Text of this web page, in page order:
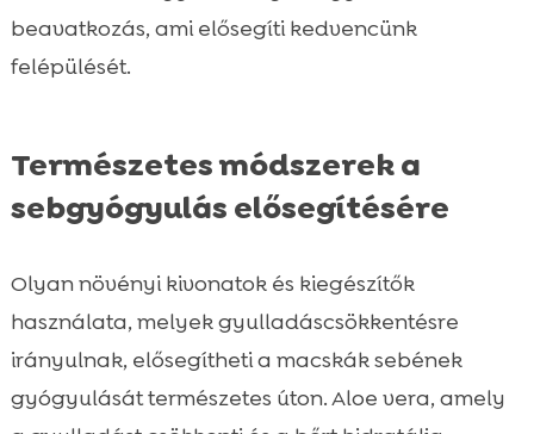
beavatkozás, ami elősegíti kedvencünk
felépülését.
Természetes módszerek a
sebgyógyulás elősegítésére
Olyan növényi kivonatok és kiegészítők
használata, melyek gyulladáscsökkentésre
irányulnak, elősegítheti a macskák sebének
gyógyulását természetes úton. Aloe vera, amely